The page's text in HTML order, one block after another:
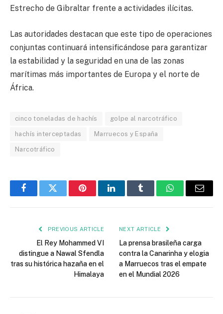
Estrecho de Gibraltar frente a actividades ilícitas.
Las autoridades destacan que este tipo de operaciones
conjuntas continuará intensificándose para garantizar
la estabilidad y la seguridad en una de las zonas
marítimas más importantes de Europa y el norte de
África.
cinco toneladas de hachís golpe al narcotráfico
hachís interceptadas Marruecos y España
Narcotráfico
FacebookTwitter PinterestLinkedInTumblr WhatsAppEmail
PREVIOUS ARTICLE
El Rey Mohammed VI
distingue a Nawal Sfendla
tras su histórica hazaña en el
Himalaya
NEXT ARTICLE
La prensa brasileña carga
contra la Canarinha y elogia
a Marruecos tras el empate
en el Mundial 2026